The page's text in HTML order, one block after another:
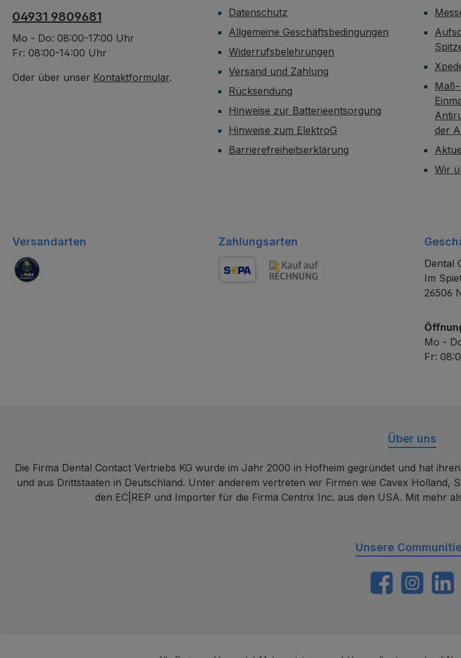
04931 9809681
Mo - Do: 08:00-17:00 Uhr
Fr: 08:00-14:00 Uhr
Oder über unser Kontaktformular.
Datenschutz
Allgemeine Geschäftsbedingungen
Widerrufsbelehrungen
Versand und Zahlung
Rücksendung
Hinweise zur Batterieentsorgung
Hinweise zum ElektroG
Barrierefreiheitserklärung
der
Wir
Versandarten Zahlungsarten
Dental
Im
26506
Mo -
Fr:
Über uns
Die Firma Dental Contact Vertriebs KG wurde im Jahr 2000 in Hofheim gegründet und hat
und aus Drittstaaten in Deutschland. Unter anderem vertreten wir Firmen wie Cavex Holland,
den EC|REP und Importer für die Firma Centrix Inc. aus den USA. Mit mehr
Unsere
https://InstagramLinkedIn